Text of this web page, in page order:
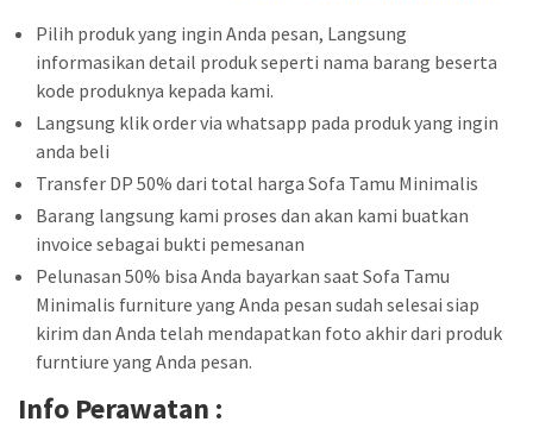
Pilih produk yang ingin Anda pesan, Langsung
informasikan detail produk seperti nama barang beserta
kode produknya kepada kami.
Langsung klik order via whatsapp pada produk yang ingin
anda beli
Transfer DP 50% dari total harga Sofa Tamu Minimalis
Barang langsung kami proses dan akan kami buatkan
invoice sebagai bukti pemesanan
Pelunasan 50% bisa Anda bayarkan saat Sofa Tamu
Minimalis furniture yang Anda pesan sudah selesai siap
kirim dan Anda telah mendapatkan foto akhir dari produk
furntiure yang Anda pesan.
Info Perawatan :